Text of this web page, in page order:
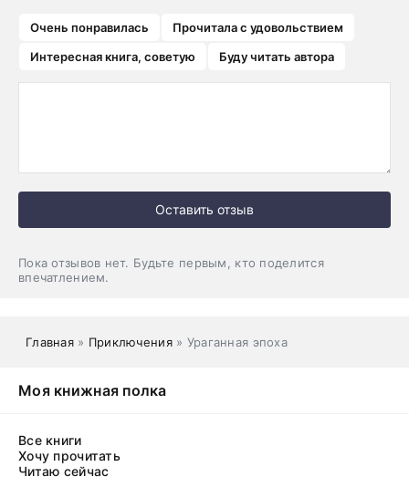
Очень понравилась
Прочитала с удовольствием
Интересная книга, советую
Буду читать автора
Оставить отзыв
Пока отзывов нет. Будьте первым, кто поделится
впечатлением.
Главная» Приключения» Ураганная эпоха
Моя книжная полка
Все книги
Хочу прочитать
Читаю сейчас